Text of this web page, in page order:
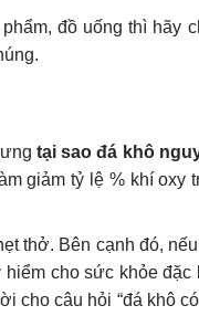
đồ uống thì hãy
tại sao đá khô
giảm tỷ lệ % khí oxy
thở. Bên cạnh đó,
cho sức khỏe đặc
cho câu hỏi “đá khô